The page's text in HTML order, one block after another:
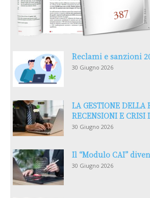
Reclami e sanzioni
30 Giugno 2026
LA GESTIONE DELLA
RECENSIONI E CRISI
30 Giugno 2026
Il “Modulo CAI”
30 Giugno 2026